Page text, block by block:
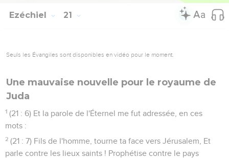
Ezéchiel 21
Seuls les Évangiles sont disponibles en vidéo pour le moment.
Une mauvaise nouvelle pour le royaume de
Juda
1 (21 : 6) Et la parole de l'Éternel me fut adressée, en ces
mots :
2 (21 : 7) Fils de l'homme, tourne ta face vers Jérusalem, Et
parle contre les lieux saints ! Prophétise contre le pays